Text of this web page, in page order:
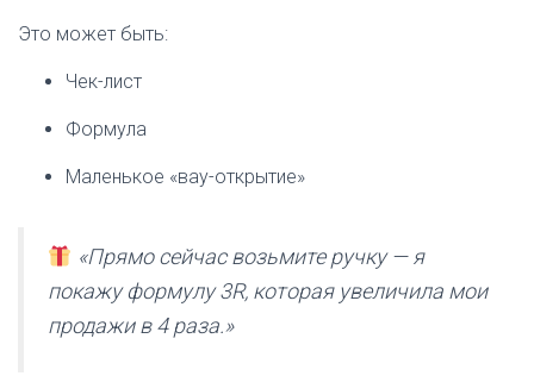
Это может быть:
Чек-лист
Формула
Маленькое «вау-открытие»
«Прямо сейчас возьмите ручку — я
покажу формулу 3R, которая увеличила мои
продажи в 4 раза.»